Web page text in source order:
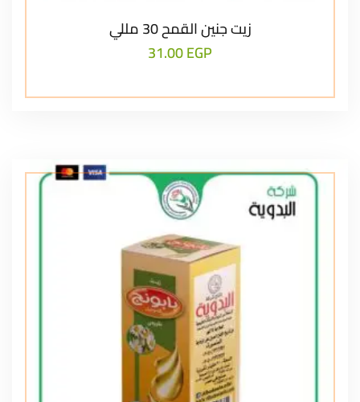
زيت جنين القمح 30 مللي
31.00EGP